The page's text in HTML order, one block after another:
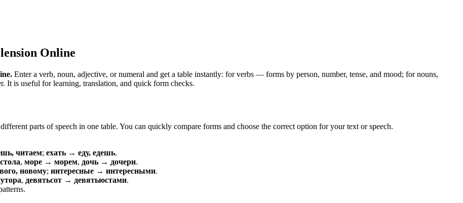
Online
Enter a verb, noun, adjective, or numeral and get a table instantly: for verbs — forms by person, number, tense, and mood; for nouns,
It is useful for learning, translation, and quick form checks.
parts of speech in one table. You can quickly compare forms and choose the correct option for your text or speech.
читаем; ехать → еду, едешь.
, море → морем, дочь → дочери.
новому; интересные → интересными.
, девятьсот → девятьюстами.